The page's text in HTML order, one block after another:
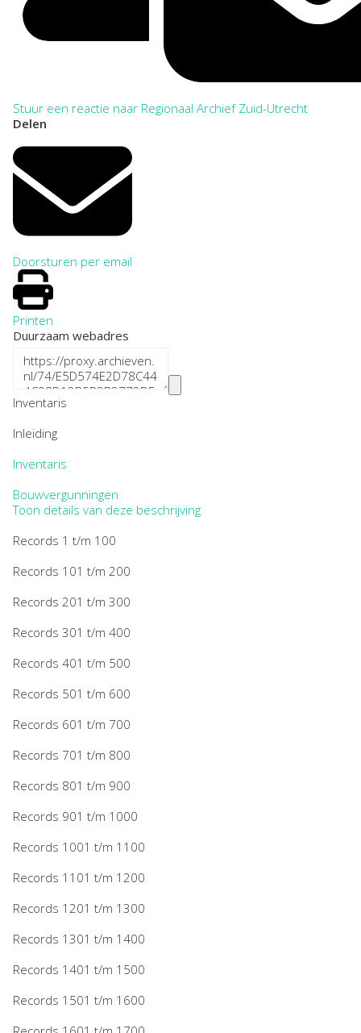
Stuur een reactie naar Regionaal Archief Zuid-Utrecht
Delen
Doorsturen per email
Printen
Duurzaam webadres
Inventaris
Inleiding
Inventaris
Bouwvergunningen
Toon details van deze beschrijving
Records 1 t/m 100
Records 101 t/m 200
Records 201 t/m 300
Records 301 t/m 400
Records 401 t/m 500
Records 501 t/m 600
Records 601 t/m 700
Records 701 t/m 800
Records 801 t/m 900
Records 901 t/m 1000
Records 1001 t/m 1100
Records 1101 t/m 1200
Records 1201 t/m 1300
Records 1301 t/m 1400
Records 1401 t/m 1500
Records 1501 t/m 1600